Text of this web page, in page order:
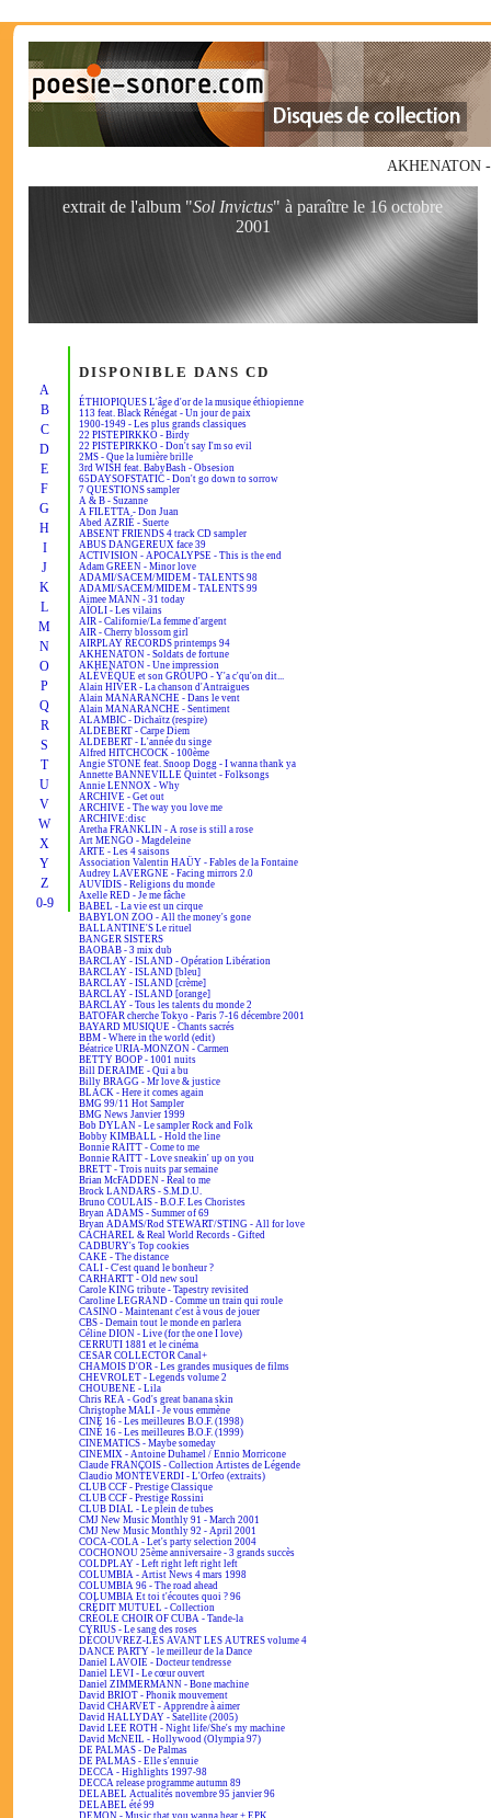
AKHENATON -
extrait de l'album "Sol Invictus" à paraître le 16 octobre
2001
A
B
C
D
E
F
G
H
I
J
K
L
M
N
O
P
Q
R
S
T
U
V
W
X
Y
Z
0-9
DISPONIBLE DANS CD
ÉTHIOPIQUES L'âge d'or de la musique éthiopienne
113 feat. Black Rénégat - Un jour de paix
1900-1949 - Les plus grands classiques
22 PISTEPIRKKO - Birdy
22 PISTEPIRKKO - Don't say I'm so evil
2MS - Que la lumière brille
3rd WISH feat. BabyBash - Obsesion
65DAYSOFSTATIC - Don't go down to sorrow
7 QUESTIONS sampler
A & B - Suzanne
A FILETTA - Don Juan
Abed AZRIÉ - Suerte
ABSENT FRIENDS 4 track CD sampler
ABUS DANGEREUX face 39
ACTIVISION - APOCALYPSE - This is the end
Adam GREEN - Minor love
ADAMI/SACEM/MIDEM - TALENTS 98
ADAMI/SACEM/MIDEM - TALENTS 99
Aimee MANN - 31 today
AÏOLI - Les vilains
AIR - Californie/La femme d'argent
AIR - Cherry blossom girl
AIRPLAY RECORDS printemps 94
AKHENATON - Soldats de fortune
AKHENATON - Une impression
ALÉVÊQUE et son GROUPO - Y'a c'qu'on dit...
Alain HIVER - La chanson d'Antraigues
Alain MANARANCHE - Dans le vent
Alain MANARANCHE - Sentiment
ALAMBIC - Dichaïtz (respire)
ALDEBERT - Carpe Diem
ALDEBERT - L'année du singe
Alfred HITCHCOCK - 100ème
Angie STONE feat. Snoop Dogg - I wanna thank ya
Annette BANNEVILLE Quintet - Folksongs
Annie LENNOX - Why
ARCHIVE - Get out
ARCHIVE - The way you love me
ARCHIVE:disc
Aretha FRANKLIN - A rose is still a rose
Art MENGO - Magdeleine
ARTE - Les 4 saisons
Association Valentin HAÜY - Fables de la Fontaine
Audrey LAVERGNE - Facing mirrors 2.0
AUVIDIS - Religions du monde
Axelle RED - Je me fâche
BABEL - La vie est un cirque
BABYLON ZOO - All the money's gone
BALLANTINE'S Le rituel
BANGER SISTERS
BAOBAB - 3 mix dub
BARCLAY - ISLAND - Opération Libération
BARCLAY - ISLAND [bleu]
BARCLAY - ISLAND [crème]
BARCLAY - ISLAND [orange]
BARCLAY - Tous les talents du monde 2
BATOFAR cherche Tokyo - Paris 7-16 décembre 2001
BAYARD MUSIQUE - Chants sacrés
BBM - Where in the world (edit)
Béatrice URIA-MONZON - Carmen
BETTY BOOP - 1001 nuits
Bill DERAIME - Qui a bu
Billy BRAGG - Mr love & justice
BLACK - Here it comes again
BMG 99/11 Hot Sampler
BMG News Janvier 1999
Bob DYLAN - Le sampler Rock and Folk
Bobby KIMBALL - Hold the line
Bonnie RAITT - Come to me
Bonnie RAITT - Love sneakin' up on you
BRETT - Trois nuits par semaine
Brian McFADDEN - Real to me
Brock LANDARS - S.M.D.U.
Bruno COULAIS - B.O.F. Les Choristes
Bryan ADAMS - Summer of 69
Bryan ADAMS/Rod STEWART/STING - All for love
CACHAREL & Real World Records - Gifted
CADBURY's Top cookies
CAKE - The distance
CALI - C'est quand le bonheur ?
CARHARTT - Old new soul
Carole KING tribute - Tapestry revisited
Caroline LEGRAND - Comme un train qui roule
CASINO - Maintenant c'est à vous de jouer
CBS - Demain tout le monde en parlera
Céline DION - Live (for the one I love)
CERRUTI 1881 et le cinéma
CESAR COLLECTOR Canal+
CHAMOIS D'OR - Les grandes musiques de films
CHEVROLET - Legends volume 2
CHOUBENE - Lila
Chris REA - God's great banana skin
Christophe MALI - Je vous emmène
CINÉ 16 - Les meilleures B.O.F. (1998)
CINÉ 16 - Les meilleures B.O.F. (1999)
CINEMATICS - Maybe someday
CINEMIX - Antoine Duhamel / Ennio Morricone
Claude FRANÇOIS - Collection Artistes de Légende
Claudio MONTEVERDI - L'Orfeo (extraits)
CLUB CCF - Prestige Classique
CLUB CCF - Prestige Rossini
CLUB DIAL - Le plein de tubes
CMJ New Music Monthly 91 - March 2001
CMJ New Music Monthly 92 - April 2001
COCA-COLA - Let's party selection 2004
COCHONOU 25ème anniversaire - 3 grands succès
COLDPLAY - Left right left right left
COLUMBIA - Artist News 4 mars 1998
COLUMBIA 96 - The road ahead
COLUMBIA Et toi t'écoutes quoi ? 96
CRÉDIT MUTUEL - Collection
CRÉOLE CHOIR OF CUBA - Tande-la
CYRIUS - Le sang des roses
DÉCOUVREZ-LES AVANT LES AUTRES volume 4
DANCE PARTY - le meilleur de la Dance
Daniel LAVOIE - Docteur tendresse
Daniel LEVI - Le cœur ouvert
Daniel ZIMMERMANN - Bone machine
David BRIOT - Phonik mouvement
David CHARVET - Apprendre à aimer
David HALLYDAY - Satellite (2005)
David LEE ROTH - Night life/She's my machine
David McNEIL - Hollywood (Olympia 97)
DE PALMAS - De Palmas
DE PALMAS - Elle s'ennuie
DECCA - Highlights 1997-98
DECCA release programme autumn 89
DELABEL Actualités novembre 95 janvier 96
DELABEL été 99
DEMON - Music that you wanna hear + EPK